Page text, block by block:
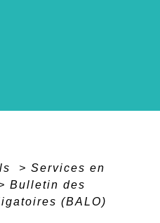
> Services en
Bulletin des
(BALO)